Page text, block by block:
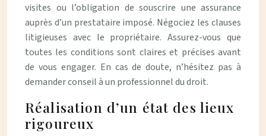
visites ou l’obligation de souscrire une assurance
auprès d’un prestataire imposé. Négociez les clauses
litigieuses avec le propriétaire. Assurez-vous que
toutes les conditions sont claires et précises avant
de vous engager. En cas de doute, n’hésitez pas à
demander conseil à un professionnel du droit.
Réalisation d’un état des lieux
rigoureux